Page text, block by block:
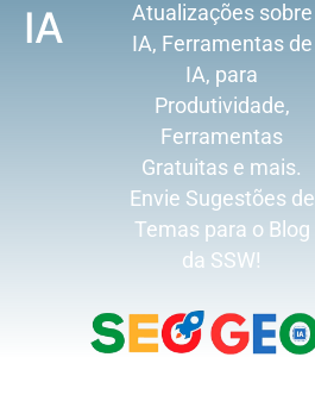
IA
Atualizações sobre
IA, Ferramentas de
IA, para
Produtividade,
Ferramentas
Gratuitas e mais.
Envie Sugestões de
Temas para o Blog
da SSW!